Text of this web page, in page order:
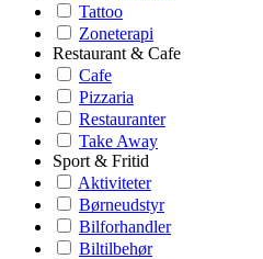
Tattoo
Zoneterapi
Restaurant & Cafe
Cafe
Pizzaria
Restauranter
Take Away
Sport & Fritid
Aktiviteter
Børneudstyr
Bilforhandler
Biltilbehør